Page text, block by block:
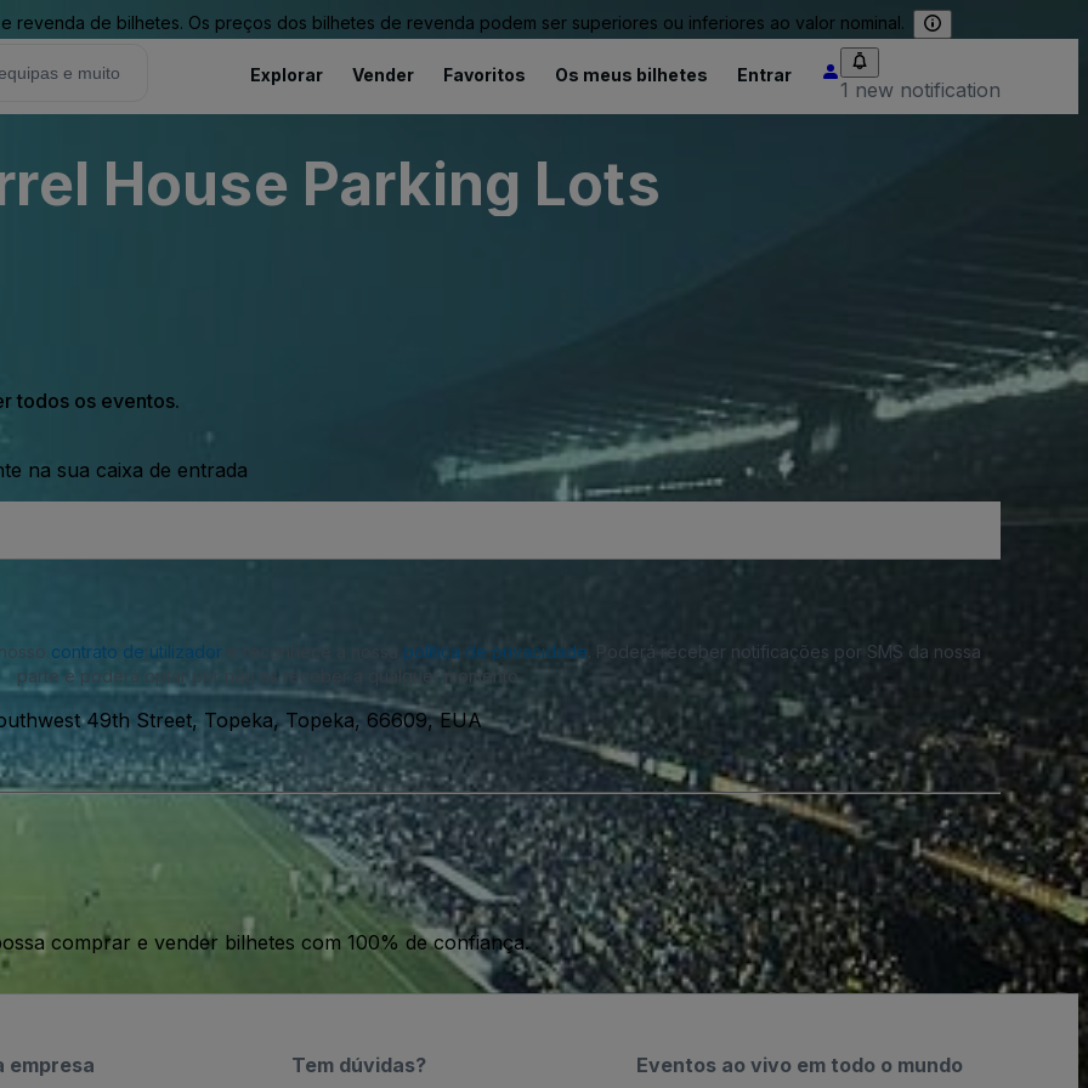
revenda de bilhetes. Os preços dos bilhetes de revenda podem ser superiores ou inferiores ao valor nominal.
Explorar Vender Favoritos Os meus bilhetes Entrar
1 new notification
House Parking Lots
todos os eventos.
na sua caixa de entrada
contrato de utilizador política de privacidade. Poderá receber notificações por SMS da nossa
parte e poderá optar por não as receber a qualquer momento.
49th Street, Topeka, Topeka, 66609, EUA
comprar e vender bilhetes com 100% de confiança.
Eventos ao vivo em todo o mundo
empresa Tem dúvidas?